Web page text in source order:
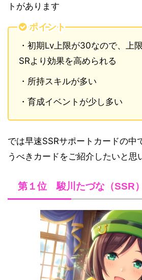
トがあります
ポイント
・初期Lv上限が30なので、上
SRより効果を高められる
・所持スキルが多い
・育成イベントが少し多い
では早速SSRサポートカードの中
うべきカードをご紹介したいと思
第１位 駿川たづな（SSR）